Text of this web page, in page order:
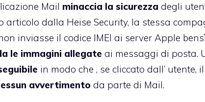
Mail minaccia la sicurezza degli
articolo dalla Heise Security, la stessa
inviasse il codice IMEI ai server Apple
le immagini allegate ai messaggi di posta.
in modo che , se cliccato dall’
avvertimento da parte di Mail.